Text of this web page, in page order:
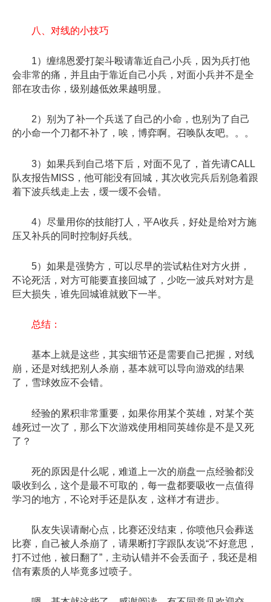
八、对线的小技巧
1）缠绵恩爱打架斗殴请靠近自己小兵，因为兵打他
会非常的痛，并且由于靠近自己小兵，对面小兵并不是全
部在攻击你，级别越低效果越明显。
2）别为了补一个兵送了自己的小命，也别为了自己
的小命一个刀都不补了，唉，博弈啊。召唤队友吧。。。
3）如果兵到自己塔下后，对面不见了，首先请CALL
队友报告MISS，他可能没有回城，其次收完兵后别急着跟
着下波兵线走上去，缓一缓不会错。
4）尽量用你的技能打人，平A收兵，好处是给对方施
压又补兵的同时控制好兵线。
5）如果是强势方，可以尽早的尝试粘住对方火拼，
不论死活，对方可能要直接回城了，少吃一波兵对对方是
巨大损失，谁先回城谁就败下一半。
总结：
基本上就是这些，其实细节还是需要自己把握，对线
崩，还是对线把别人杀崩，基本就可以导向游戏的结果
了，雪球效应不会错。
经验的累积非常重要，如果你用某个英雄，对某个英
雄死过一次了，那么下次游戏使用相同英雄你是不是又死
了？
死的原因是什么呢，难道上一次的崩盘一点经验都没
吸收到么，这个是最不可取的，每一盘都要吸收一点值得
学习的地方，不论对手还是队友，这样才有进步。
队友失误请耐心点，比赛还没结束，你喷他只会葬送
比赛，自己被人杀崩了，请果断打字跟队友说“不好意思，
打不过他，被日翻了”，主动认错并不会丢面子，我还是相
信有素质的人毕竟多过喷子。